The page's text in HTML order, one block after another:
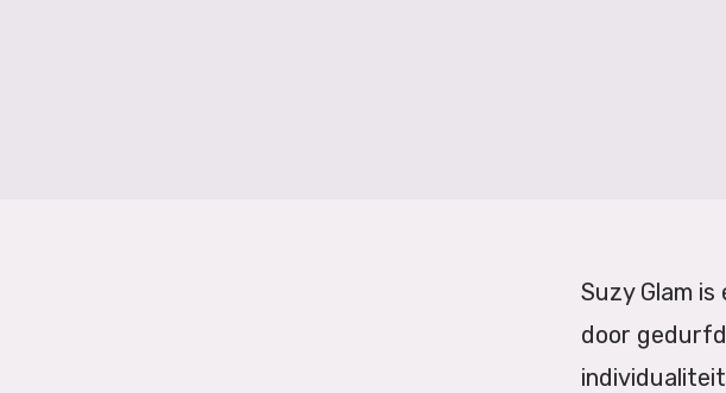
Suzy Glam
door